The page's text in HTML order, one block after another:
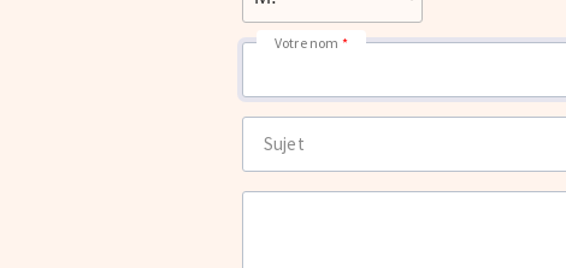
Votre nom
Sujet